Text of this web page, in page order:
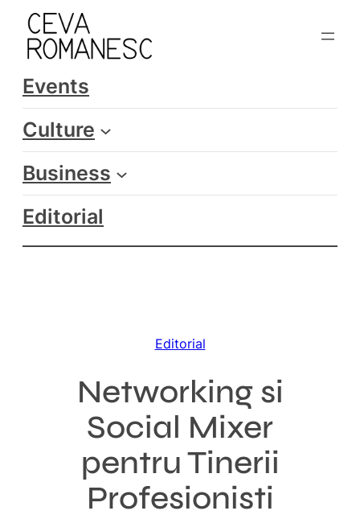
Skip
content
Events
Culture
Business
Editorial
Editorial
Networking si
Social Mixer
pentru Tinerii
Profesionisti